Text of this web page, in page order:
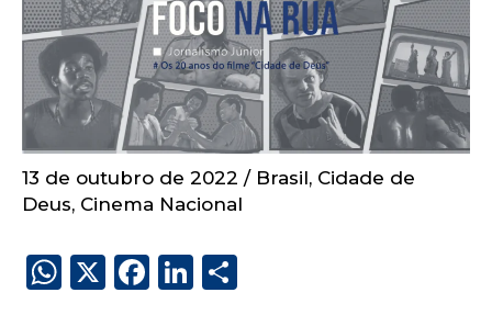
13 de outubro de 2022 / Brasil, Cidade de
Deus, Cinema Nacional
W X
F
Li